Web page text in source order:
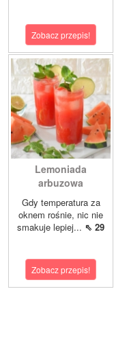
Zobacz przepis!
Lemoniada
arbuzowa
Gdy temperatura za
oknem rośnie, nic nie
smakuje lepiej... ⇖ 29
Zobacz przepis!